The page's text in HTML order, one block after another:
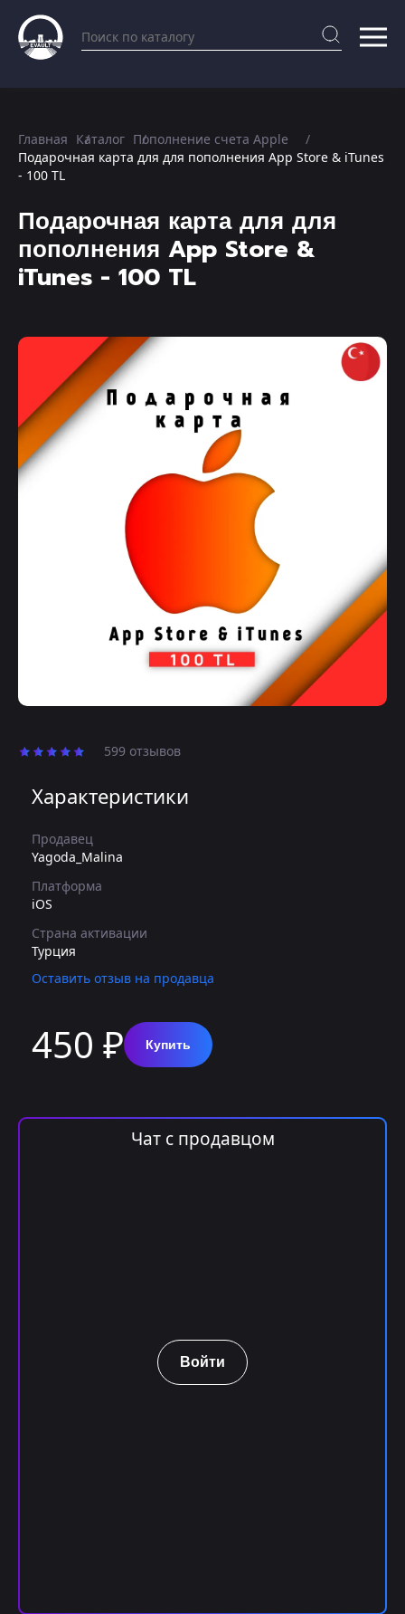
Главная Каталог Пополнение счета Apple
Подарочная карта для для пополнения App Store & iTunes
- 100 TL
Подарочная карта для для
пополнения App Store &
iTunes - 100 TL
599 отзывов
Характеристики
Продавец
Yagoda_Malina
Платформа
iOS
Страна активации
Турция
Оставить отзыв на продавца
450 ₽ Купить
Чат с продавцом
Войти